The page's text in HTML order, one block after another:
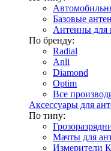
Базовые
Антенны для
По бренду:
Radial
Anli
Diamond
Optim
Все
Аксессуары для
По типу:
Мачты для
Измерители